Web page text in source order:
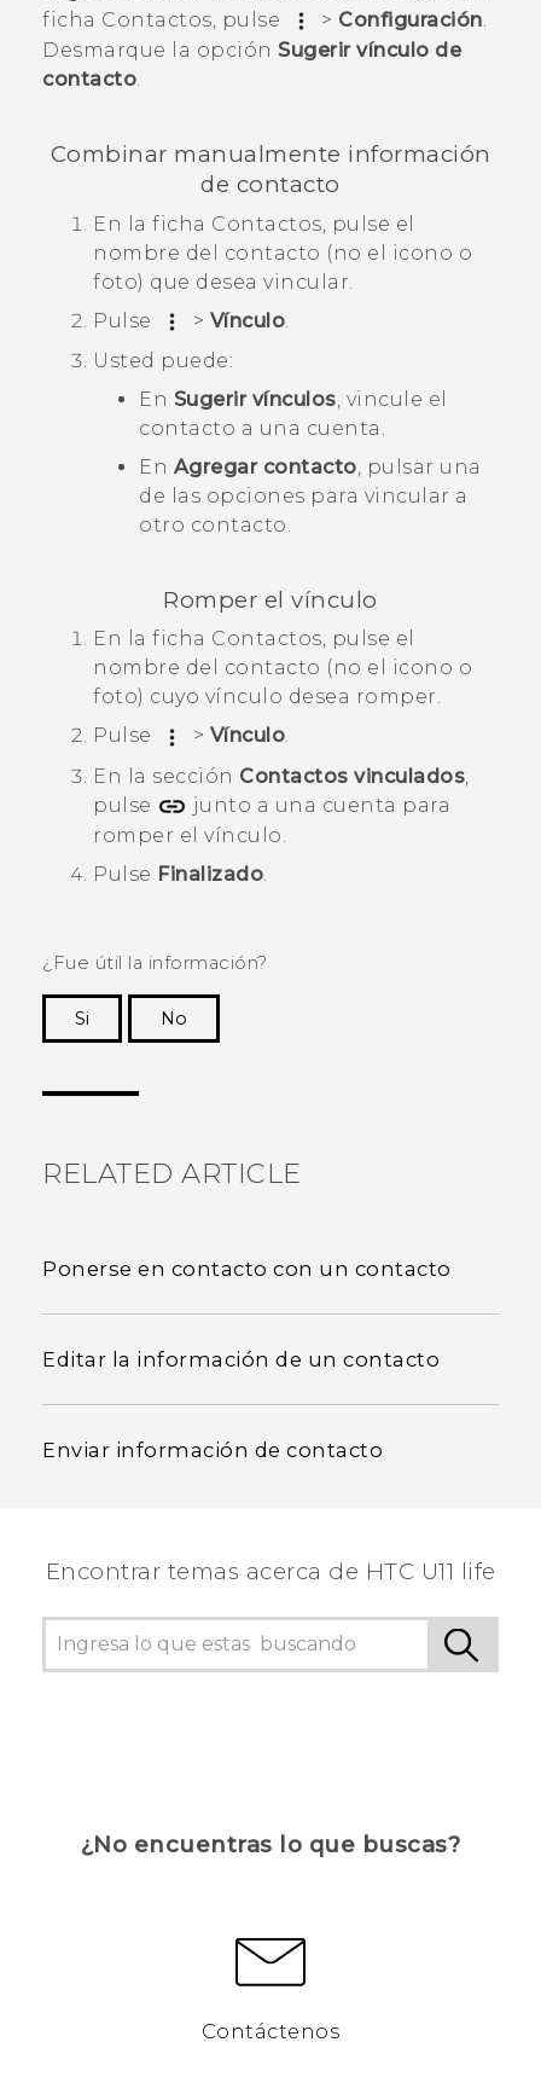
ficha Contactos, pulse > Configuración.
Desmarque la opción Sugerir vínculo de
contacto.
Combinar manualmente información
de contacto
En la ficha Contactos , pulse el
nombre del contacto (no el icono o
foto) que desea vincular.
Pulse
> Vínculo
Usted puede:
En Sugerir vínculos , vincule el
contacto a una cuenta.
En Agregar contacto , pulsar una
de las opciones para vincular a
otro contacto.
Romper el vínculo
En la ficha Contactos, pulse el
nombre del contacto (no el icono o
foto) cuyo vínculo desea romper.
Pulse
> Vínculo.
En la sección Contactos vinculados
pulse
junto a una cuenta para
romper el vínculo.
Pulse Finalizado.
¿Fue útil la información?
Si
No
RELATED ARTICLE
Ponerse en contacto con un contacto
Editar la información de un contacto
Enviar información de contacto
Encontrar temas acerca de HTC U11 life
¿No encuentras lo que buscas?
Contáctenos